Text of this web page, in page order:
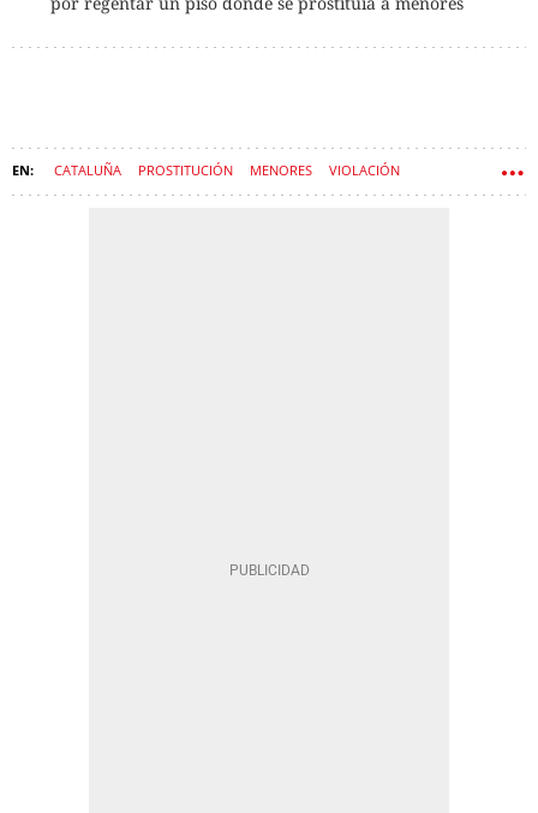
CATALUÑA PROSTITUCIÓN MENORES VIOLACIÓN